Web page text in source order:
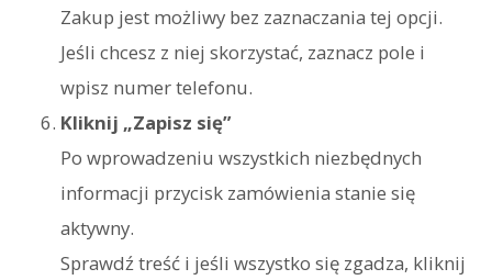
Zakup jest możliwy bez zaznaczania tej opcji.
Jeśli chcesz z niej skorzystać, zaznacz pole i
wpisz numer telefonu.
Kliknij „Zapisz się”
Po wprowadzeniu wszystkich niezbędnych
informacji przycisk zamówienia stanie się
aktywny.
Sprawdź treść i jeśli wszystko się zgadza, kliknij